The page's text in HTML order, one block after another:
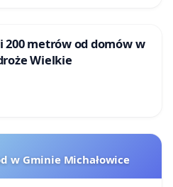
metrów od domów w
Wielkie
w Gminie Michałowice